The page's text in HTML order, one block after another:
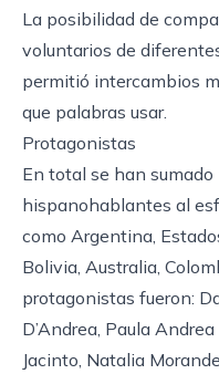
La posibilidad de
voluntarios de
permitió intercambios
que palabras usar.
Protagonistas
En total se han
hispanohablantes al
como Argentina,
Bolivia, Australia,
protagonistas fueron:
D’Andrea, Paula
Jacinto, Natalia